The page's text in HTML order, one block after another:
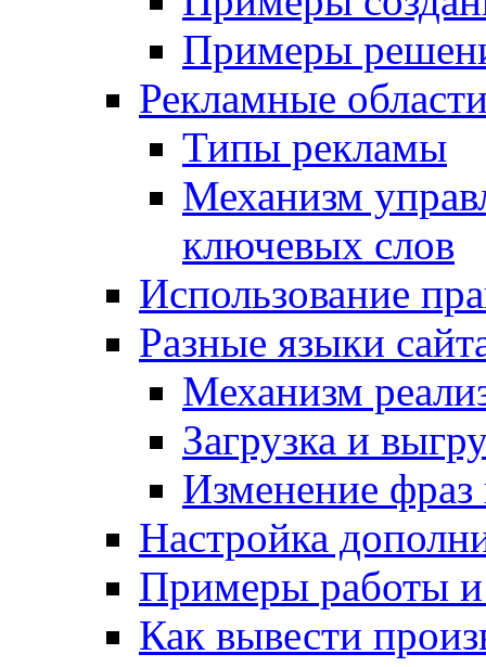
Примеры
Рекламные
Типы рекламы
Механизм
ключевых слов
Использование
Разные языки
Механизм
Загрузка и
Изменение
Настройка
Примеры работы
Как вывести